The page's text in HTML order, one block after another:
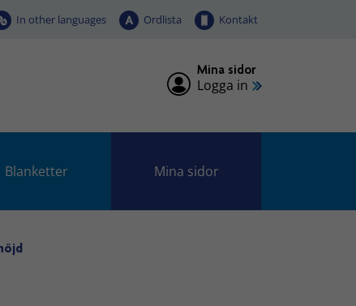
In other languages Ordlista Kontakt
Mina sidor
Logga in
Blanketter Mina sidor